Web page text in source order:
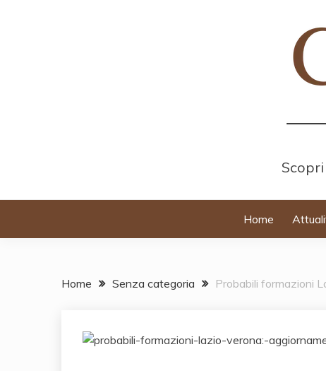
Home
Home Senza categoria Probabili formazioni